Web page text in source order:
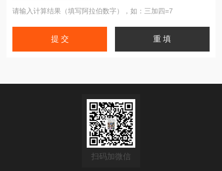
请输入计算结果（填写阿拉伯数字），如：三加四=7
扫码加微信